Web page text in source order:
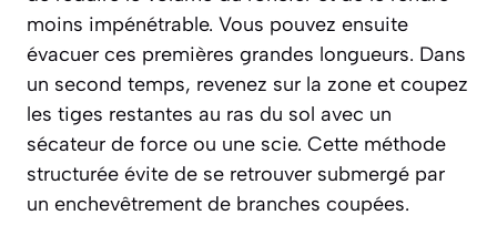
moins impénétrable. Vous pouvez ensuite
évacuer ces premières grandes longueurs. Dans
un second temps, revenez sur la zone et coupez
les tiges restantes au ras du sol avec un
sécateur de force ou une scie. Cette méthode
structurée évite de se retrouver submergé par
un enchevêtrement de branches coupées.